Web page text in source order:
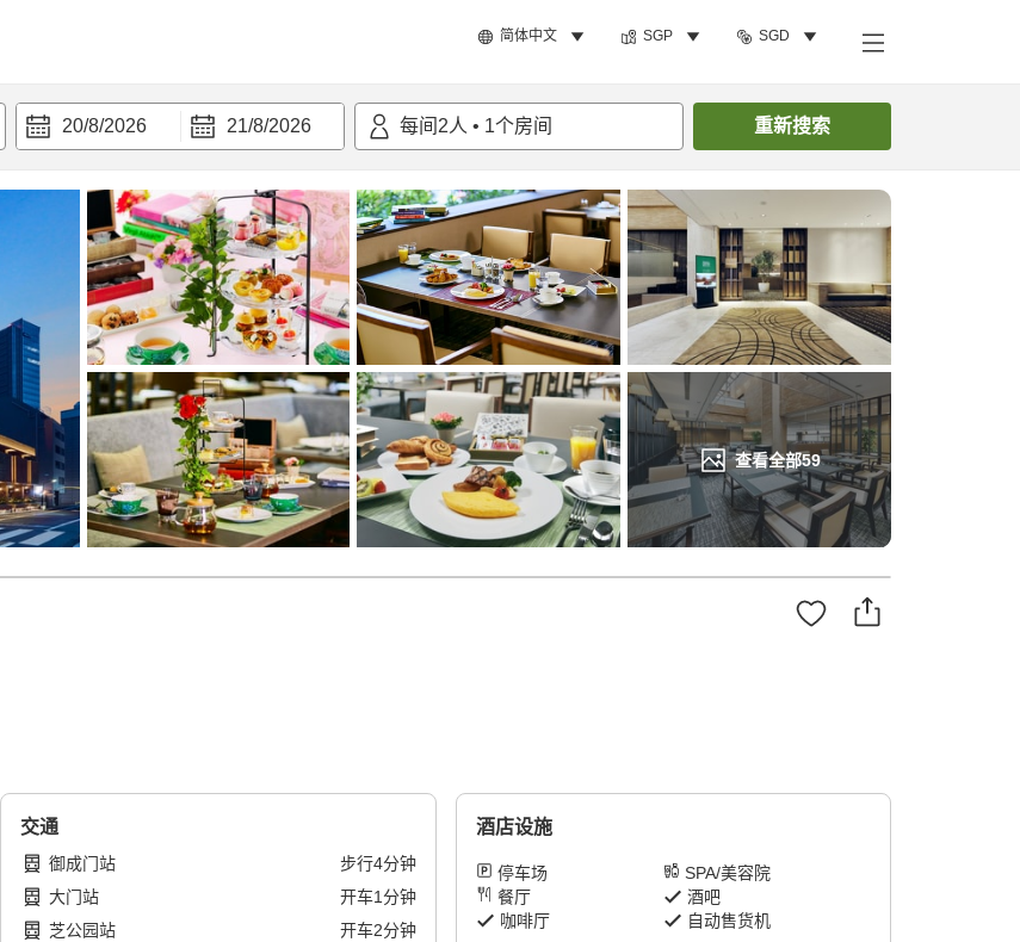
简体中文 SGP SGD
20/8/2026 21/8/2026 每间 2人 • 1个房间 重新搜索
查看全部59
搜索客房
交通
御成门站 步行4分钟
大门站
开车1分钟
芝公园站
开车2分钟
酒店设施
停车场
SPA/美容院
餐厅
酒吧
咖啡厅
自动售货机